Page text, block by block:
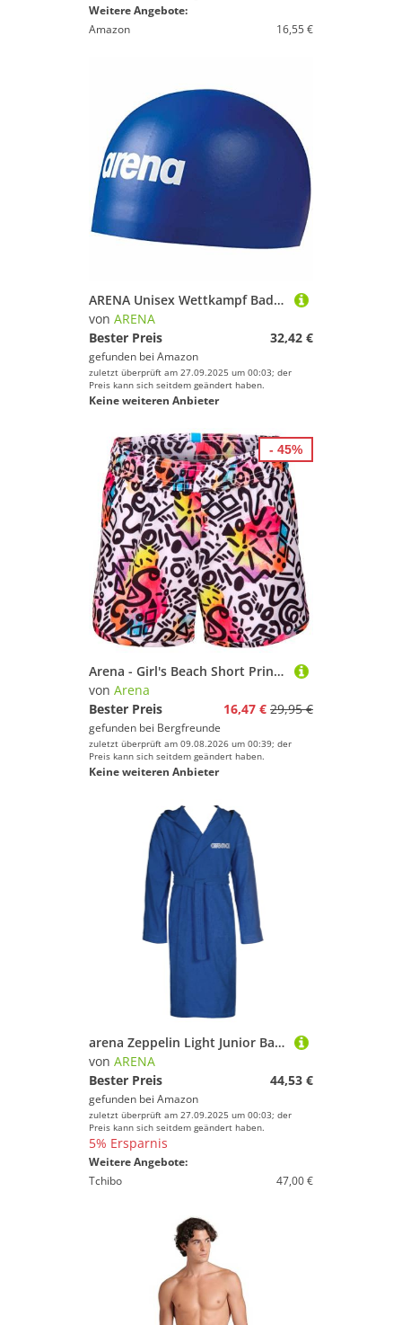
Weitere Angebote:
Amazon
16,55 €
ARENA Unisex Wettkampf Badekappe 3D Soft
von ARENA
Bester Preis
32,42 €
gefunden bei Amazon
zuletzt überprüft am 27.09.2025 um 00:03; der
Preis kann sich seitdem geändert haben.
Keine weiteren Anbieter
Arena - Girl's Beach Short Printed - Badehose Gr 116 bunt
von Arena
Bester Preis
16,47 € 29,95 €
gefunden bei Bergfreunde
zuletzt überprüft am 09.08.2026 um 00:39; der
Preis kann sich seitdem geändert haben.
Keine weiteren Anbieter
- 45%
arena Zeppelin Light Junior Bademantel aus Baumwolle für Jungen und Mädchen, Baumwoll-Bademantel mit Kapuze und Taschen, Unisex-Bademantel aus Frottee, Angenehm und Leicht
von ARENA
Bester Preis
44,53 €
gefunden bei Amazon
zuletzt überprüft am 27.09.2025 um 00:03; der
Preis kann sich seitdem geändert haben.
5% Ersparnis
Weitere Angebote:
Tchibo
47,00 €